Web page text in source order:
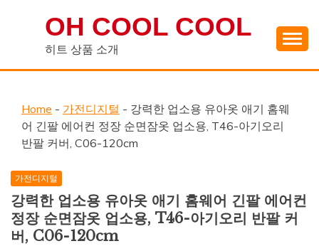
OH COOL COOL
히트 상품 소개
Home - 가전디지털 - 강력한 업소용 유아옷 애기 홈웨
어 긴팔 에어컨 정장 순면잠옷 업소용, T46-아기오리
반팔 커버, C06-120cm
가전디지털
강력한 업소용 유아옷 애기 홈웨어 긴팔 에어컨
정장 순면잠옷 업소용, T46-아기오리 반팔 커
버, C06-120cm